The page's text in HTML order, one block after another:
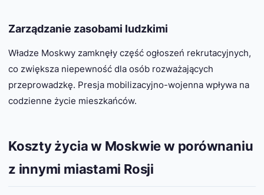
Zarządzanie zasobami ludzkimi
Władze Moskwy zamknęły część ogłoszeń rekrutacyjnych,
co zwiększa niepewność dla osób rozważających
przeprowadzkę. Presja mobilizacyjno-wojenna wpływa na
codzienne życie mieszkańców.
Koszty życia w Moskwie w porównaniu
z innymi miastami Rosji